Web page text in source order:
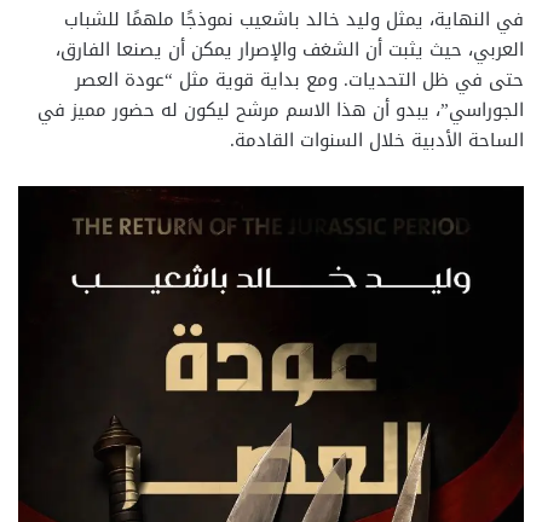
في النهاية، يمثل وليد خالد باشعيب نموذجًا ملهمًا للشباب
العربي، حيث يثبت أن الشغف والإصرار يمكن أن يصنعا الفارق،
حتى في ظل التحديات. ومع بداية قوية مثل “عودة العصر
الجوراسي”، يبدو أن هذا الاسم مرشح ليكون له حضور مميز في
الساحة الأدبية خلال السنوات القادمة.